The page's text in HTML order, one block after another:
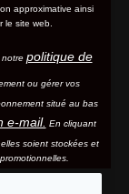
approximative ainsi
le site web.
notre politique de
ou gérer vos
situé au bas
e-mail. En cliquant
soient stockées et